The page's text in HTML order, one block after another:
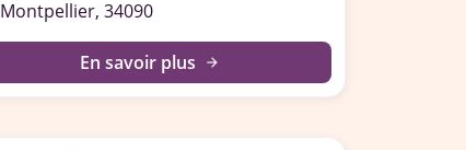
Montpellier, 34090
En savoir plus arrow_forward